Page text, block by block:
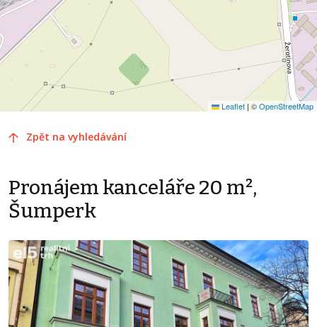
Leaflet | ©OpenStreetMap
Zpět na vyhledávání
Pronájem kanceláře 20 m²,
Šumperk